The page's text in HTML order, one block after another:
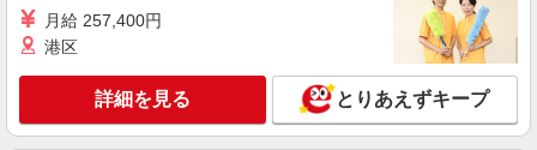
ライフ仲宿店 東京都板橋区仲宿47－11
キープ 詳細を見る
月給 257,400円
港区
詳細を見る とりあえずキープ